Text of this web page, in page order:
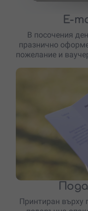
E-
В посочения
празнично
пожелание и
Принтиран върху